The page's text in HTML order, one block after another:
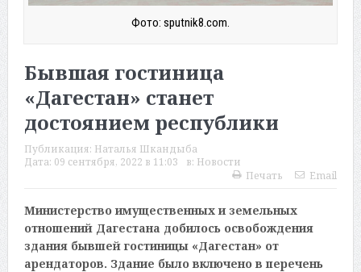
Фото: sputnik8.com.
Бывшая гостиница
«Дагестан» станет
достоянием республики
Публикация: Наталья Шкандыба
Дата: 09 сентября, 2022 в 11:03 в: Новости
Печать
Email
Министерство имущественных и земельных
отношений Дагестана добилось освобождения
здания бывшей гостиницы «Дагестан» от
арендаторов. Здание было включено в перечень